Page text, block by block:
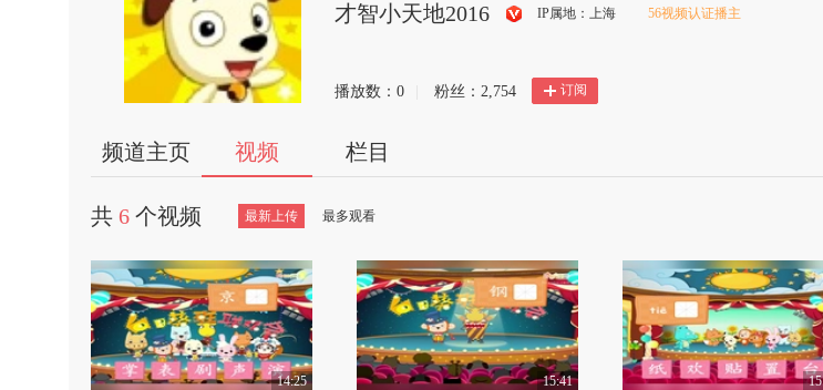
才智小天地2016
狐
自
媒
IP属地：上海 56视频认证播主
播放数： 0 粉丝： 2,754 订阅
频道主页 视频 栏目
共 6 个视频 最新上传 最多观看
14:25 15:41